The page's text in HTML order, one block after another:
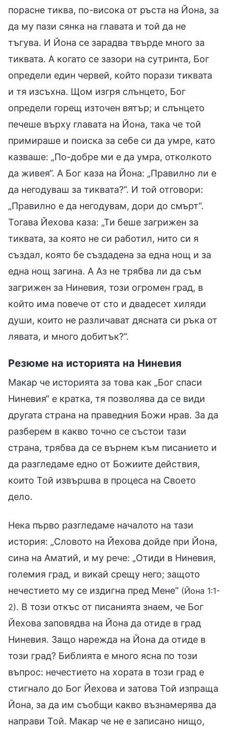
порасне тиква, по-висока от ръста на Йона, за
да му пази сянка на главата и той да не
тъгува. И Йона се зарадва твърде много за
тиквата. А когато се зазори на сутринта, Бог
определи един червей, който порази тиквата
и тя изсъхна. Щом изгря слънцето, Бог
определи горещ източен вятър; и слънцето
печеше върху главата на Йона, така че той
примираше и поиска за себе си да умре, като
казваше: „По-добре ми е да умра, отколкото
да живея“. А Бог каза на Йона: „Правилно ли е
да негодуваш за тиквата?“. И той отговори:
„Правилно е да негодувам, дори до смърт“.
Тогава Йехова каза: „Ти беше загрижен за
тиквата, за която не си работил, нито си я
създал, която бе създадена за една нощ и за
една нощ загина. А Аз не трябва ли да съм
загрижен за Ниневия, този огромен град, в
който има повече от сто и двадесет хиляди
души, които не различават дясната си ръка от
лявата, и много добитък?“.
Резюме на историята на Ниневия
Макар че историята за това как „Бог спаси
Ниневия“ е кратка, тя позволява да се види
другата страна на праведния Божи нрав. За да
разберем в какво точно се състои тази
страна, трябва да се върнем към писанието и
да разгледаме едно от Божиите действия,
които Той извършва в процеса на Своето
дело.
Нека първо разгледаме началото на тази
история: „Словото на Йехова дойде при Йона,
сина на Аматий, и му рече: „Отиди в Ниневия,
големия град, и викай срещу него; защото
нечестието му се издигна пред Мене“ (Йона 1:1-
2). В този откъс от писанията знаем, че Бог
Йехова заповядва на Йона да отиде в град
Ниневия. Защо нарежда на Йона да отиде в
този град? Библията е много ясна по този
въпрос: нечестието на хората в този град е
стигнало до Бог Йехова и затова Той изпраща
Йона, за да им съобщи какво възнамерява да
направи Той. Макар че не е записано нищо,